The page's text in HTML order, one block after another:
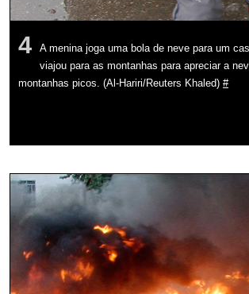
4
A menina joga uma bola de neve para um
viajou para as montanhas para apreciar a
montanhas picos. (Al-Hariri/Reuters Khaled) #